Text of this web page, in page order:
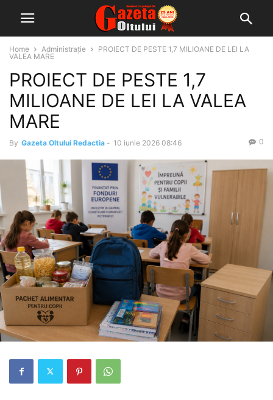
Home Administrație
PROIECT DE PESTE 1,7 MILIOANE DE LEI LA
VALEA MARE
PROIECT DE PESTE 1,7
MILIOANE DE LEI LA VALEA
MARE
By Gazeta Oltului Redactia - 10 iunie 2026 08:46 0